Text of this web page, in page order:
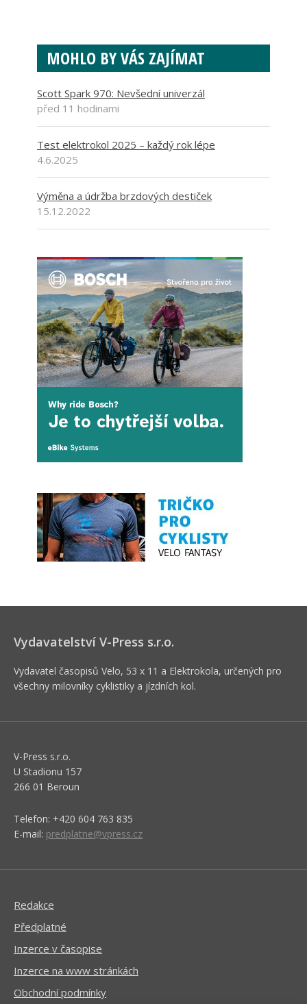
MOHLO BY VÁS ZAJÍMAT
Scott Spark 970: Nevšední univerzál
před 11 hodinami
Test elektrokol 2025 – každý rok lépe
4.6.2025
Výměna a údržba brzdových destiček
15.12.2022
Vydavatelství V-Press s.r.o.
Vydavatel časopisů Velo, 53 x 11 a Elektrokola, určených pro
všechny milovníky cyklistiky a jízdních kol.
V-Press s.r.o.
U Stadionu 157
266 01 Beroun
Telefon: +420 604 763 835
E-mail: predplatne@vpress.cz
Redakce
Předplatné
Inzerce v časopise
Inzerce na www stránkách
Obchodní podmínky